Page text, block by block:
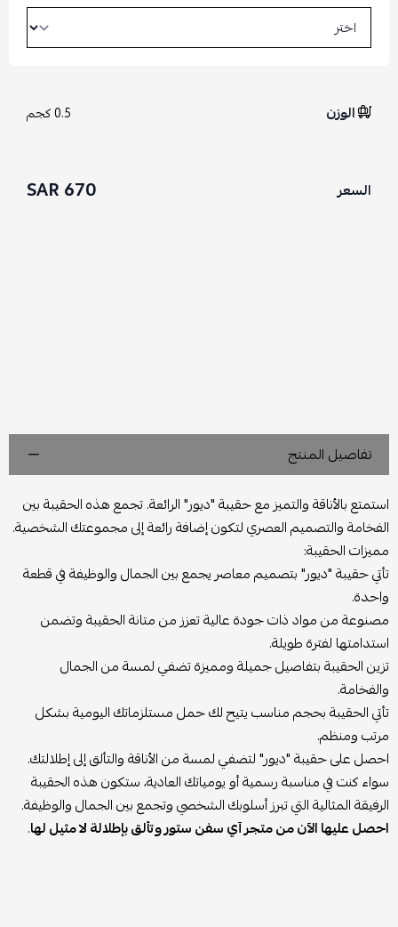
الوزن 0.5 كجم
السعر 670 SAR
تفاصيل المنتج
استمتع بالأناقة والتميز مع حقيبة "ديور" الرائعة. تجمع هذه الحقيبة بين
الفخامة والتصميم العصري لتكون إضافة رائعة إلى مجموعتك الشخصية.
مميزات الحقيبة:
تأتي حقيبة "ديور" بتصميم معاصر يجمع بين الجمال والوظيفة في قطعة
واحدة.
مصنوعة من مواد ذات جودة عالية تعزز من متانة الحقيبة وتضمن
استدامتها لفترة طويلة.
تزين الحقيبة بتفاصيل جميلة ومميزة تضفي لمسة من الجمال
والفخامة.
تأتي الحقيبة بحجم مناسب يتيح لك حمل مستلزماتك اليومية بشكل
مرتب ومنظم.
احصل على حقيبة "ديور" لتضفي لمسة من الأناقة والتألق إلى إطلالتك.
سواء كنت في مناسبة رسمية أو يومياتك العادية، ستكون هذه الحقيبة
الرفيقة المثالية التي تبرز أسلوبك الشخصي وتجمع بين الجمال والوظيفة.
احصل عليها الآن من متجر آي سفن ستور وتألق بإطلالة لا مثيل لها.